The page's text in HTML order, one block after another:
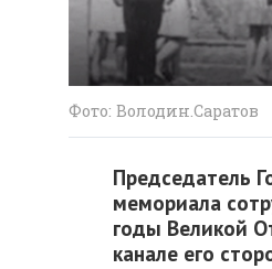
Фото: Володин.Саратов
Председатель
мемориала
годы Великой
канале его